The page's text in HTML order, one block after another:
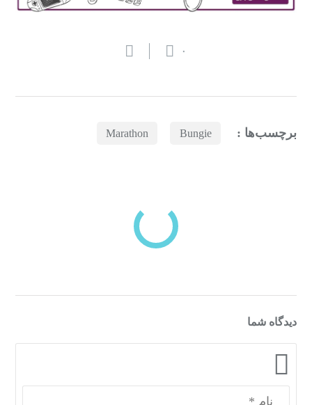
۰
برچسب‌ها : Bungie
Marathon
دسته‌بندی‌های منتخب برای شما
دیدگاه شما